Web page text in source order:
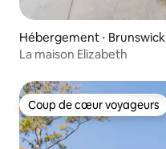
Hébergement ⋅ Brunswick
La maison Elizabeth
Coup de cœur voyageurs
Coup de cœur voyageurs